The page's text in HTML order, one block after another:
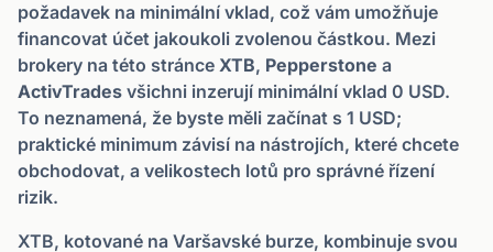
požadavek na minimální vklad, což vám umožňuje
financovat účet jakoukoli zvolenou částkou. Mezi
brokery na této stránce XTB, Pepperstone a
ActivTrades všichni inzerují minimální vklad 0 USD.
To neznamená, že byste měli začínat s 1 USD;
praktické minimum závisí na nástrojích, které chcete
obchodovat, a velikostech lotů pro správné řízení
rizik.
XTB, kotované na Varšavské burze, kombinuje svou